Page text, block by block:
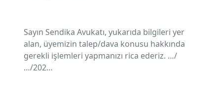
Sayın Sendika Avukatı, yukarıda bilgileri yer
alan, üyemizin talep/dava konusu hakkında
gerekli işlemleri yapmanızı rica ederiz. …/
…/202…